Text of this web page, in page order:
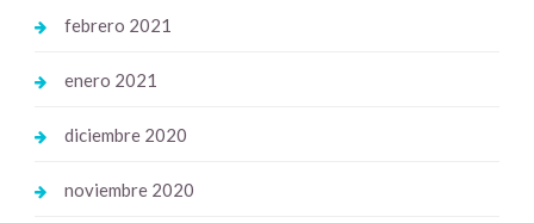
febrero 2021
enero 2021
diciembre 2020
noviembre 2020